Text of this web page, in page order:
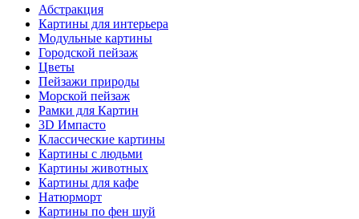
Абстракция
Картины для интерьера
Модульные картины
Городской пейзаж
Цветы
Пейзажи природы
Морской пейзаж
Рамки для Картин
3D Импасто
Классические картины
Картины с людьми
Картины животных
Картины для кафе
Натюрморт
Картины по фен шуй